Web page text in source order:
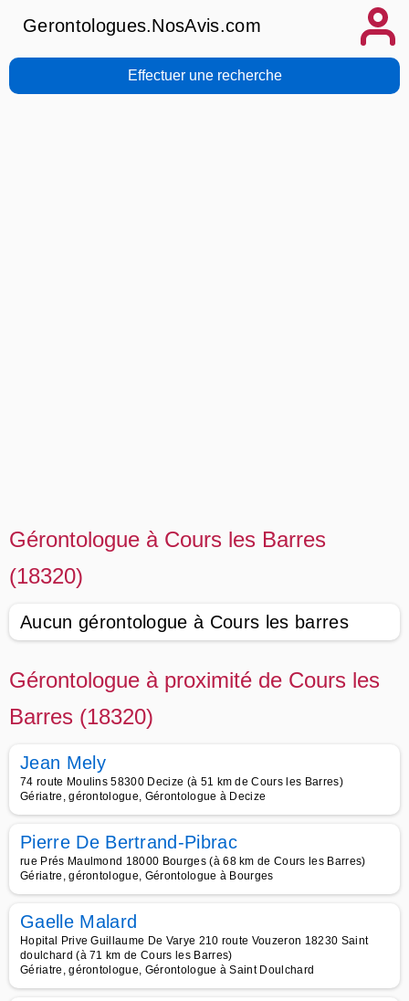
Gerontologues.NosAvis.com
Effectuer une recherche
Gérontologue à Cours les Barres
(18320)
Aucun gérontologue à Cours les barres
Gérontologue à proximité de Cours les
Barres (18320)
Jean Mely
74 route Moulins 58300 Decize (à 51 km de Cours les Barres)
Gériatre, gérontologue, Gérontologue à Decize
Pierre De Bertrand-Pibrac
rue Prés Maulmond 18000 Bourges (à 68 km de Cours les Barres)
Gériatre, gérontologue, Gérontologue à Bourges
Gaelle Malard
Hopital Prive Guillaume De Varye 210 route Vouzeron 18230 Saint
doulchard (à 71 km de Cours les Barres)
Gériatre, gérontologue, Gérontologue à Saint Doulchard